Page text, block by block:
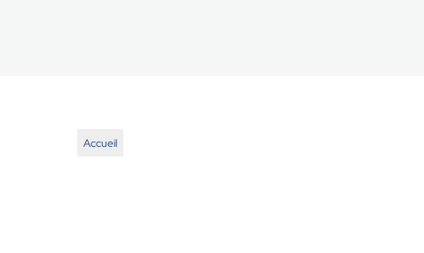
Accueil